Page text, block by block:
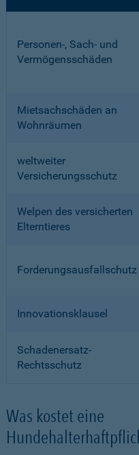
Personen-, Sach- und
Vermögensschäden
Mietsachschäden an
Wohnräumen
weltweiter
Versicherungsschutz
Welpen des versicherten
Elterntieres
Forderungsausfallschutz
Innovationsklausel
Schadenersatz-
Rechtsschutz
Was kostet eine